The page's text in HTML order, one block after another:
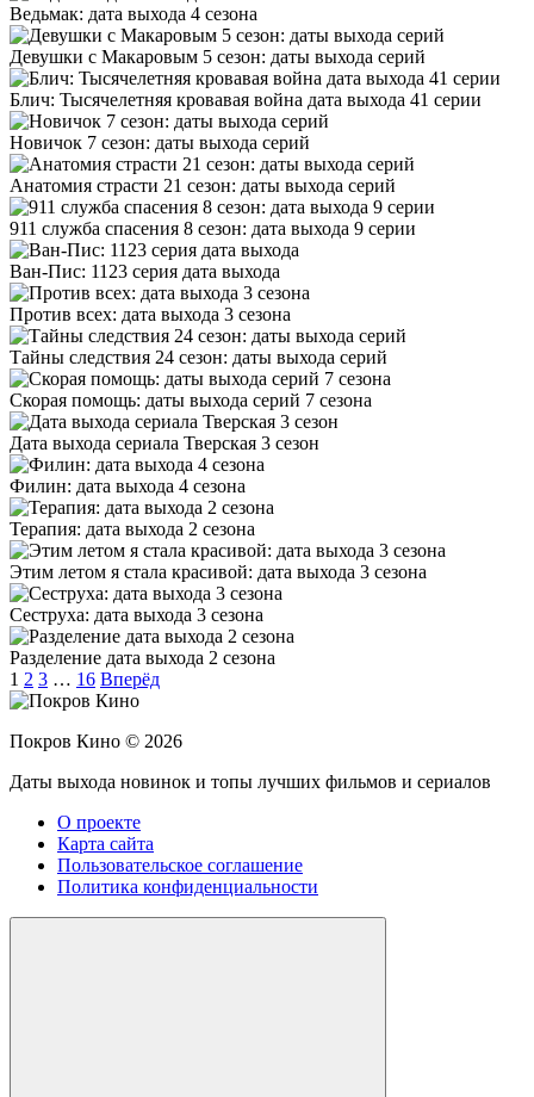
Ведьмак: дата выхода 4 сезона
Девушки с Макаровым 5 сезон: даты выхода серий
Блич: Тысячелетняя кровавая война дата выхода 41 серии
Новичок 7 сезон: даты выхода серий
Анатомия страсти 21 сезон: даты выхода серий
911 служба спасения 8 сезон: дата выхода 9 серии
Ван-Пис: 1123 серия дата выхода
Против всех: дата выхода 3 сезона
Тайны следствия 24 сезон: даты выхода серий
Скорая помощь: даты выхода серий 7 сезона
Дата выхода сериала Тверская 3 сезон
Филин: дата выхода 4 сезона
Терапия: дата выхода 2 сезона
Этим летом я стала красивой: дата выхода 3 сезона
Сеструха: дата выхода 3 сезона
Разделение дата выхода 2 сезона
1 2 3 … 16 Вперёд
Покров Кино © 2026
Даты выхода новинок и топы лучших фильмов и сериалов
О проекте
Карта сайта
Пользовательское соглашение
Политика конфиденциальности